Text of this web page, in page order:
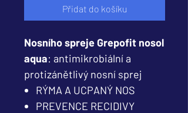
Přidat do košíku
Nosního spreje Grepofit nosol
aqua: antimikrobiální a
protizánětlivý nosní sprej
RÝMA A UCPANÝ NOS
PREVENCE RECIDIVY